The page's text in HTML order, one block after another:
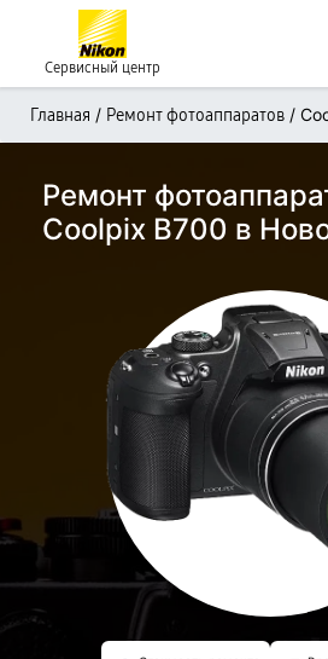
Сервисный центр
Главная / Ремонт фотоаппаратов /
Ремонт
Coolpix B700 в